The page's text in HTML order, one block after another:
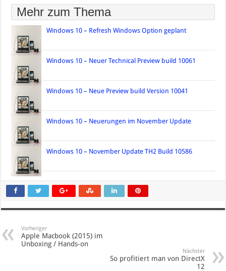
Mehr zum Thema
Windows 10 – Refresh Windows Option geplant
Windows 10 – Neuer Technical Preview build 10061
Windows 10 – Neue Preview build Version 10041
Windows 10 – Neuerungen im November Update
Windows 10 – November Update TH2 Build 10586
Vorheriger
Apple Macbook (2015) im
Unboxing / Hands-on
Nächster
So profitiert man von DirectX
12